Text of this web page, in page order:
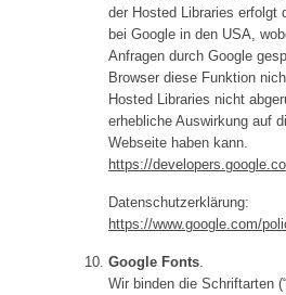
der Hosted Libraries erfolgt
bei Google in den USA,
Anfragen durch Google
Browser diese Funktion
Hosted Libraries nicht
erhebliche Auswirkung auf
Webseite haben kann.
https://
Datenschutzerklärung:
https://www.google.com/
Google Fonts.
Wir binden die Schriftarten